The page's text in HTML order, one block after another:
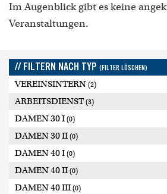
Im Augenblick gibt es keine
Veranstaltungen.
// FILTERN NACH TYP (FILTER LÖSCHEN)
VEREINSINTERN (2)
ARBEITSDIENST(3)
DAMEN 30 I (0)
DAMEN 30 II (0)
DAMEN 40 I (0)
DAMEN 40 II (0)
DAMEN 40 III (0)